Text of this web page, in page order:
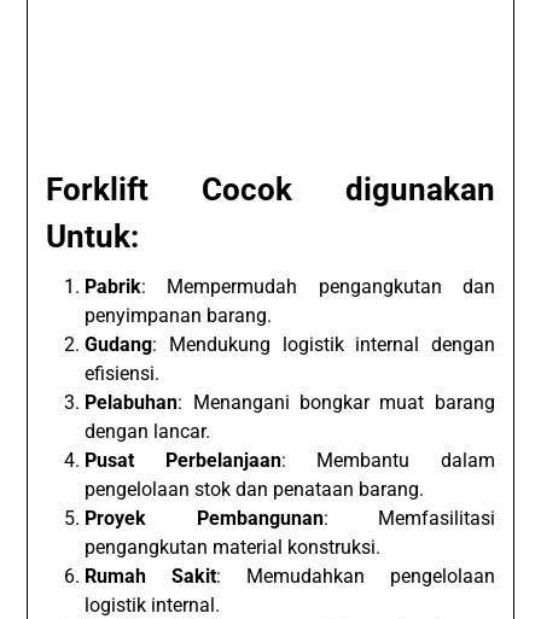
Forklift Cocok digunakan
Untuk:
Pabrik: Mempermudah pengangkutan dan
penyimpanan barang.
Gudang: Mendukung logistik internal dengan
efisiensi.
Pelabuhan: Menangani bongkar muat barang
dengan lancar.
Pusat Perbelanjaan: Membantu dalam
pengelolaan stok dan penataan barang.
Proyek Pembangunan: Memfasilitasi
pengangkutan material konstruksi.
Rumah Sakit: Memudahkan pengelolaan
logistik internal.